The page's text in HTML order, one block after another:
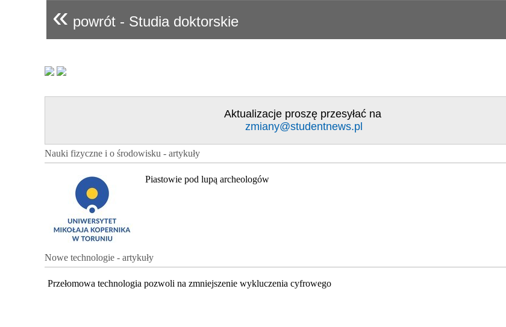
« powrót - Studia doktorskie
Aktualizacje proszę przesyłać na
zmiany@studentnews.pl
Nauki fizyczne i o środowisku - artykuły
Piastowie pod lupą archeologów
Nowe technologie - artykuły
Przełomowa technologia pozwoli na zmniejszenie wykluczenia cyfrowego